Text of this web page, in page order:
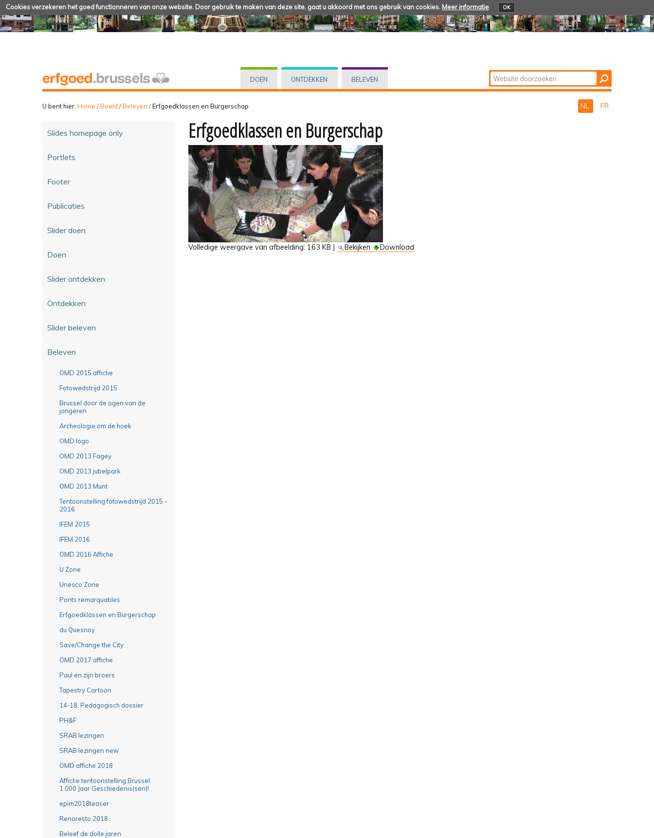
Cookies verzekeren het goed functionneren van onze website. Door gebruik te maken van deze site, gaat u akkoord met ons gebruik van cookies. Meer informatie OK
DOEN ONTDEKKEN BELEVEN Zoek
Geavanceerd
U bent hier: Home /Beeld /Beleven /Erfgoedklassen en Burgerschap NL FR
Slides homepage only
Portlets
Footer
Publicaties
Slider doen
Doen
Slider ontdekken
Ontdekken
Slider beleven
Beleven
OMD 2015 affiche
Fotowedstrijd 2015
Brussel door de ogen van de
jongeren
Archeologie om de hoek
OMD logo
OMD 2013 Fagey
OMD 2013 jubelpark
OMD 2013 Munt
Tentoonstelling fotowedstrijd 2015 -
2016
IFEM 2015
IFEM 2016
OMD 2016 Affiche
U Zone
Unesco Zone
Ponts remarquables
Erfgoedklassen en Burgerschap
du Quesnoy
Save/Change the City
OMD 2017 affiche
Paul en zijn broers
Tapestry Cartoon
14-18. Pedagogisch dossier
PH&F
SRAB lezingen
SRAB lezingen new
OMD affiche 2018
Affiche tentoonstelling Brussel.
1.000 Jaar Geschiedenis(sen)!
epim2018teaser
Renoresto 2018
Beleef de dolle jaren
Erfgoedklassen en Burgerschap
Volledige weergave van afbeelding: 163 KB | Bekijken Download